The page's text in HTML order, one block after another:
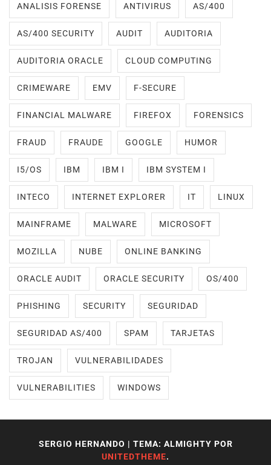
ANALISIS FORENSE ANTIVIRUS AS/400
AS/400 SECURITY AUDIT AUDITORIA
AUDITORIA ORACLE CLOUD COMPUTING
CRIMEWARE EMV F-SECURE
FINANCIAL MALWARE FIREFOX FORENSICS
FRAUD FRAUDE GOOGLE HUMOR
I5/OS IBM IBM I IBM SYSTEM I
INTECO INTERNET EXPLORER IT LINUX
MAINFRAME MALWARE MICROSOFT
MOZILLA NUBE ONLINE BANKING
ORACLE AUDIT ORACLE SECURITY OS/400
PHISHING SECURITY SEGURIDAD
SEGURIDAD AS/400 SPAM TARJETAS
TROJAN VULNERABILIDADES
VULNERABILITIES WINDOWS
SERGIO HERNANDO | TEMA: ALMIGHTY POR
UNITEDTHEME.